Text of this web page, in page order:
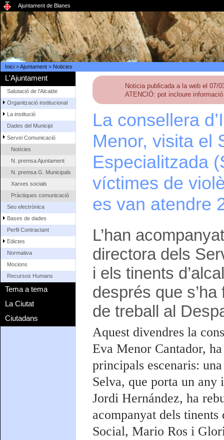
Ajuntament de Blanes
Inici>Ajuntament> Noticies
L'Ajuntament
Salutació de l'Alcalde
Organització institucional
La institució
Dades del Municipi
Servei Comunicació
Notícies
N. premsa Ajuntament
N. premsa G. Municipals
Xarxes socials
Pràctiques comunicació
Seu electrònica
Bases de dades
Perfil Contractant
Edictes
Normativa
Mocions
Recursos Humans
Tema a tema
La Ciutat
Ciutadans
Noticia publicada a la web el 07/
ATENCIÓ: pot incloure
La consellera
Menor, visita el
Especialitzada
víctimes de
es van atendre
L’han
directora dels
i els tinents
després que
de treball al
Aquest divendres la
Eva Menor Cantador,
principals escenaris:
Selva, que porta un any
Jordi Hernández, ha
acompanyat dels
Social, Mario Ros i